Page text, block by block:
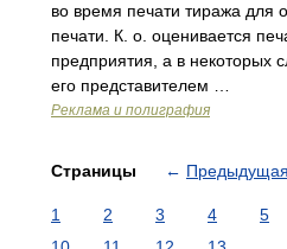
во время печати тиража для
печати. К. о. оценивается
предприятия, а в некоторых
его представителем …
Реклама и полиграфия
Страницы ← Предыдущая
1 2 3 4 5